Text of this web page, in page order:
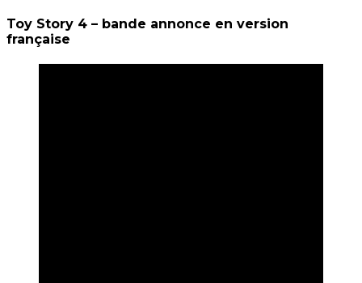
Toy Story 4 – bande annonce en version
française